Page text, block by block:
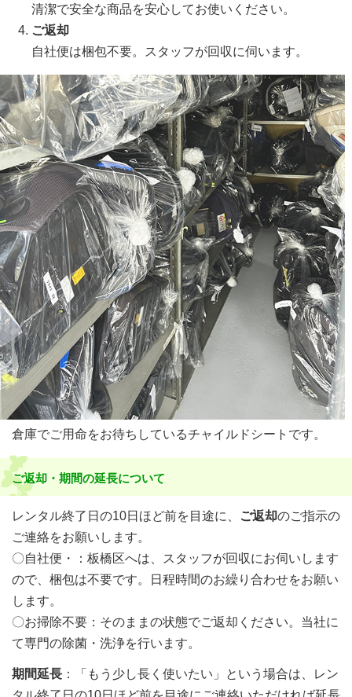
清潔で安全な商品を安心してお使いください。
ご返却
自社便は梱包不要。スタッフが回収に伺います。
倉庫でご用命をお待ちしているチャイルドシートです。
ご返却・期間の延長について
レンタル終了日の10日ほど前を目途に、 ご返却のご指示の
ご連絡をお願いします。
〇自社便・：板橋区へは、スタッフが回収にお伺いします
ので、梱包は不要です。日程時間のお繰り合わせをお願い
します。
〇お掃除不要：そのままの状態でご返却ください。当社に
て専門の除菌・洗浄を行います。
期間延長 ：「もう少し長く使いたい」という場合は、レン